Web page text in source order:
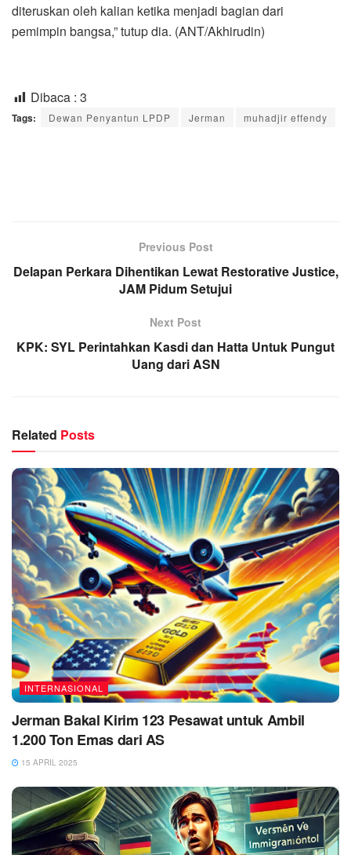
diteruskan oleh kalian ketika menjadi bagian dari
pemimpin bangsa,” tutup dia. (ANT/Akhirudin)
Dibaca : 3
Tags: Dewan Penyantun LPDP Jerman muhadjir effendy
Previous Post
Delapan Perkara Dihentikan Lewat Restorative Justice,
JAM Pidum Setujui
Next Post
KPK: SYL Perintahkan Kasdi dan Hatta Untuk Pungut
Uang dari ASN
Related Posts
INTERNASIONAL
Jerman Bakal Kirim 123 Pesawat untuk Ambil
1.200 Ton Emas dari AS
15 APRIL 2025